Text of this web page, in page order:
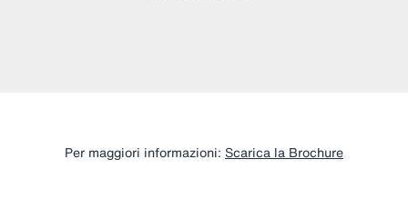
Per maggiori informazioni: Scarica la Brochure